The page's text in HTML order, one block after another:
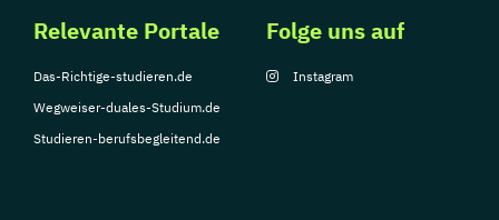
Relevante Portale
Das-Richtige-studieren.de
Wegweiser-duales-Studium.de
Studieren-berufsbegleitend.de
Folge uns auf
Instagram